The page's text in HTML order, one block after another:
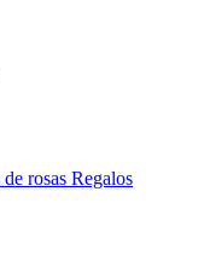
rosas Regalos